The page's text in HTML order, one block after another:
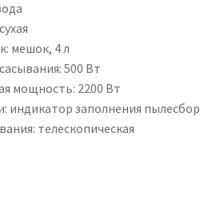
мешок, 4 л
500 Вт
мощность: 2200 Вт
индикатор заполнения
телескопическая